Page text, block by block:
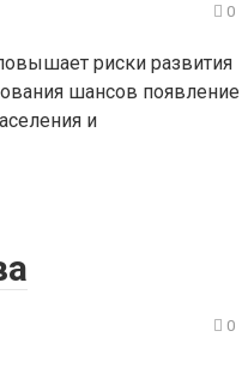
0
риски развития
шансов появление
и
0